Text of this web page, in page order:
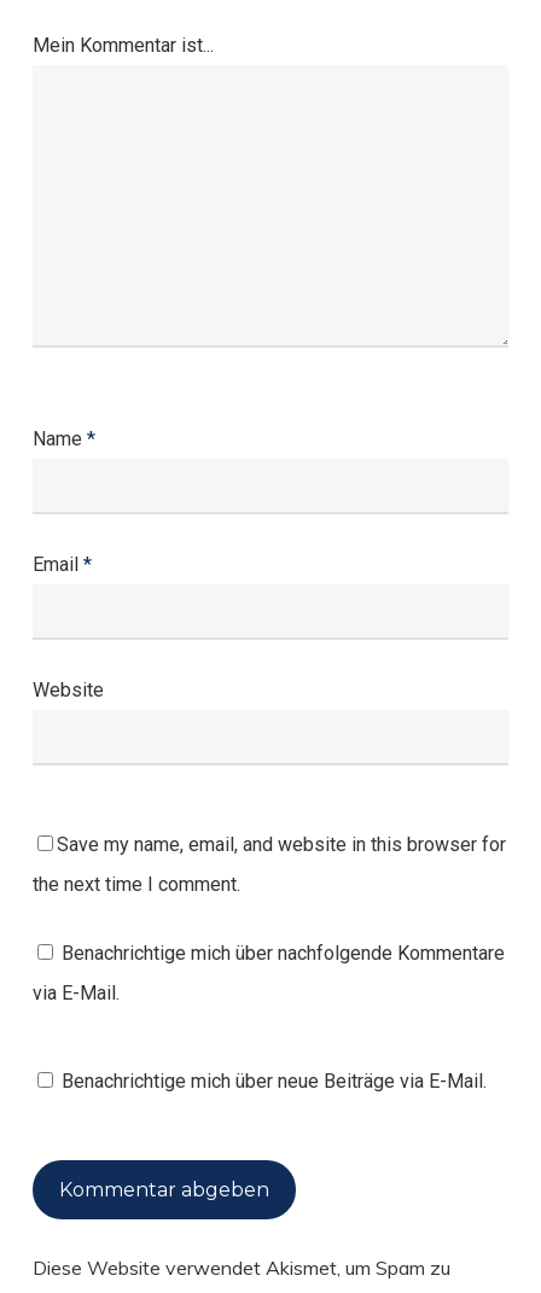
Mein Kommentar ist...
Name *
Email *
Website
Save my name, email, and website in this browser for
the next time I comment.
Benachrichtige mich über nachfolgende Kommentare
via E-Mail.
Benachrichtige mich über neue Beiträge via E-Mail.
Diese Website verwendet Akismet, um Spam zu